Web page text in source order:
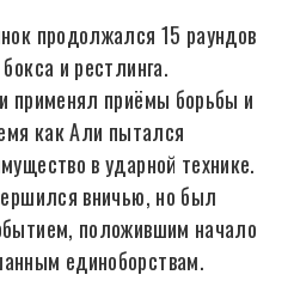
продолжался 15 раундов
и рестлинга.
применял приёмы борьбы и
как Али пытался
в ударной технике.
вничью, но был
положившим начало
единоборствам.